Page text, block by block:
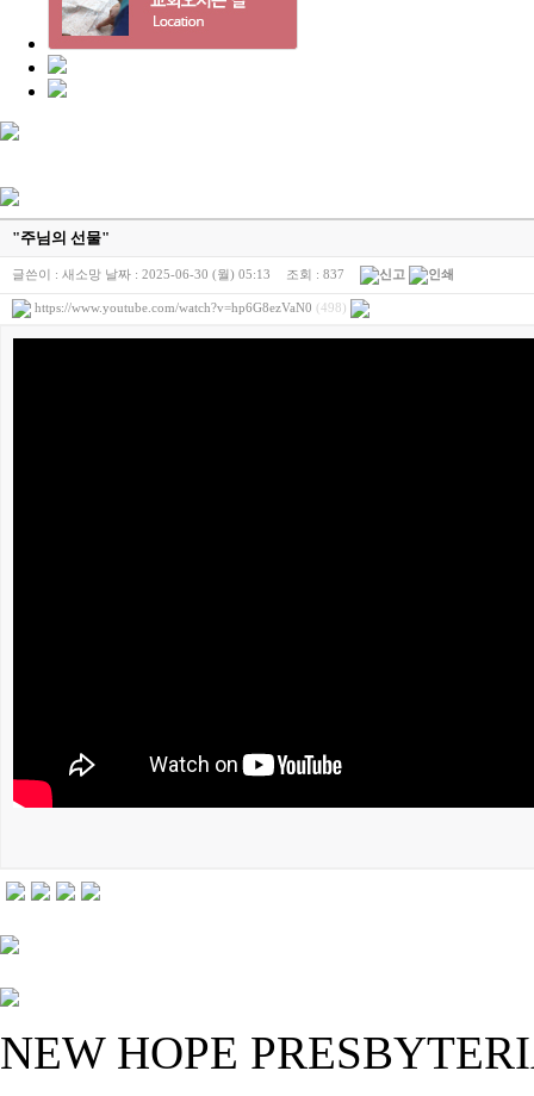
"주님의 선물"
글쓴이 : 새소망 날짜 : 2025-06-30 (월) 05:13 조회 : 837
https://www.youtube.com/watch?v=hp6G8ezVaN0 (498)
NEW HOPE